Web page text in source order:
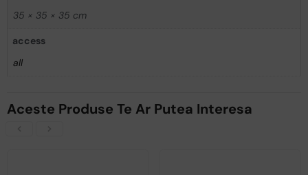
35 × 35 × 35 cm
access
all
Aceste Produse Te Ar Putea Interesa